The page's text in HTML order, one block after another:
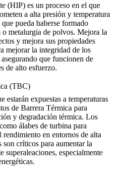
(HIP) es un proceso en el que
a alta presión y temperatura
pueda haberse formado
metalurgia de polvos. Mejora la
y mejora sus propiedades
mejorar la integridad de los
que funcionen de
de alto esfuerzo.
(TBC)
estarán expuestas a temperaturas
de Barrera Térmica para
y degradación térmica. Los
álabes de turbina para
en entornos de alta
críticos para aumentar la
superaleaciones, especialmente